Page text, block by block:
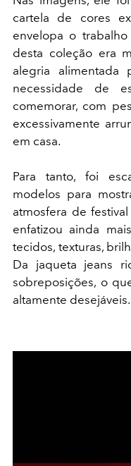
cartela de cores
envelopa o
desta coleção era
alegria alimentada
necessidade de
comemorar, com
excessivamente
em casa.
Para tanto, foi
modelos para
atmosfera de
enfatizou ainda
tecidos, texturas,
Da jaqueta jeans
sobreposições, o
altamente desejáveis.